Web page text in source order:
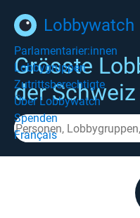
Lobbywatch
Parlamentarier:innen
Lobbygruppen
Zutrittsberechtigte
Über Lobbywatch
Spenden
Français
Grösste
der